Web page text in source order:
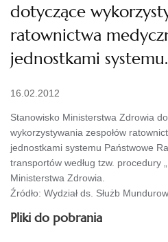
dotyczące
ratownictwa
jednostkami
16.02.2012
Stanowisko Ministerstwa Zdrowia
wykorzystywania zespołów
jednostkami systemu Państwowe
transportów według tzw. procedury
Ministerstwa Zdrowia.
Źródło: Wydział ds. Służb
Pliki do pobrania